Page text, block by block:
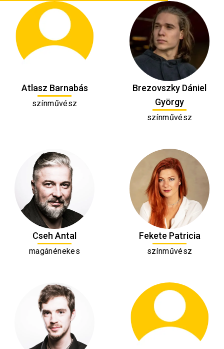
Atlasz Barnabás
színművész
Brezovszky Dániel
György
színművész
Cseh Antal
magánénekes
Fekete Patricia
színművész